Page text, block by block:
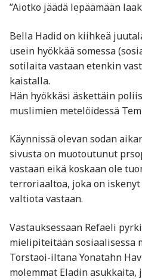
”Aiotko jäädä lepäämään
Bella Hadid on kiihkeä
usein hyökkää somessa
sotilaita vastaan etenkin
kaistalla.
Hän hyökkäsi äskettäin
muslimien metelöidessä
Käynnissä olevan sodan
sivusta on muotoutunut
vastaan eikä koskaan ole
terroriaaltoa, joka on
valtiota vastaan.
Vastauksessaan Refaeli
mielipiteitään sosiaalisessa
Torstaoi-iltana Yonatahn
molemmat Eladin asukkaita,